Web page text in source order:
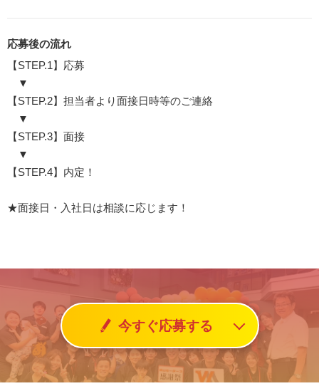
応募後の流れ
【STEP.1】応募
▼
【STEP.2】担当者より面接日時等のご連絡
▼
【STEP.3】面接
▼
【STEP.4】内定！
★面接日・入社日は相談に応じます！
今すぐ応募する